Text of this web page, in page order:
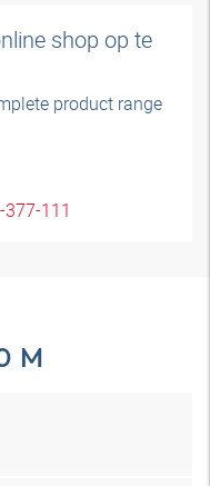
shop op te
product range
111
M